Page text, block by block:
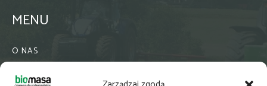
MENU
O NAS